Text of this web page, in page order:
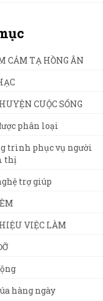
CẢM TẠ HỒNG ÂN
CUỘC SỐNG
phân loại
trình phục vụ người
thị
trợ giúp
VIỆC LÀM
hàng ngày